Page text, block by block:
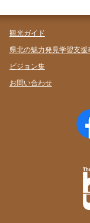
観光ガイド
県北の魅力発見学習支援
ビジョン集
お問い合わせ